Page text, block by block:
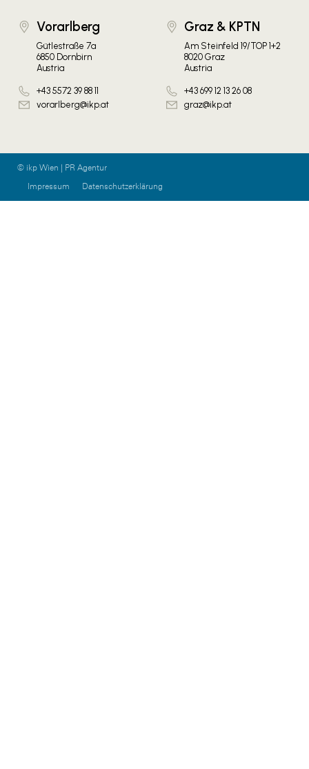
Vorarlberg
Gütlestraße 7a
6850 Dornbirn
Austria
+43 5572 39 88 11
vorarlberg@ikp.at
Graz & KPTN
Am Steinfeld 19/TOP 1+2
8020 Graz
Austria
+43 699 12 13 26 08
graz@ikp.at
© ikp Wien | PR Agentur
Impressum
Datenschutzerklärung